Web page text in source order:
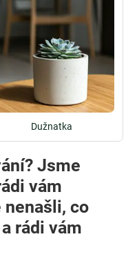
Dužnatka
Jsme
vám
nenašli, co
rádi vám